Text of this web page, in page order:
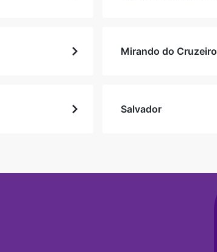
Mirando do Cruzeiro
Salvador